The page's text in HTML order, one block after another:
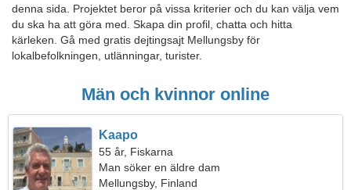
denna sida. Projektet beror på vissa kriterier och du kan välja vem
du ska ha att göra med. Skapa din profil, chatta och hitta
kärleken. Gå med gratis dejtingsajt Mellungsby för
lokalbefolkningen, utlänningar, turister.
Män och kvinnor online
Kaapo
55 år, Fiskarna
Man söker en äldre dam
Mellungsby, Finland